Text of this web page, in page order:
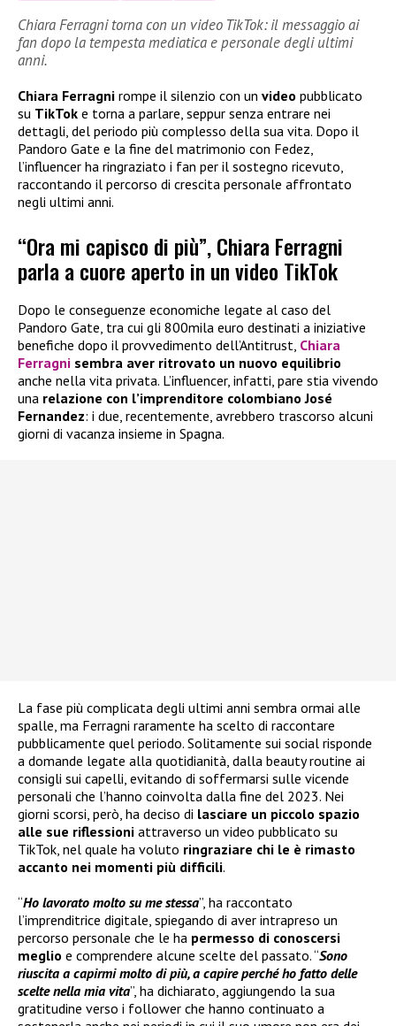
Chiara Ferragni torna con un video TikTok: il messaggio ai
fan dopo la tempesta mediatica e personale degli ultimi
anni.
Chiara Ferragni rompe il silenzio con un video pubblicato
su TikTok e torna a parlare, seppur senza entrare nei
dettagli, del periodo più complesso della sua vita. Dopo il
Pandoro Gate e la fine del matrimonio con Fedez,
l’influencer ha ringraziato i fan per il sostegno ricevuto,
raccontando il percorso di crescita personale affrontato
negli ultimi anni.
“Ora mi capisco di più”, Chiara Ferragni
parla a cuore aperto in un video TikTok
Dopo le conseguenze economiche legate al caso del
Pandoro Gate, tra cui gli 800mila euro destinati a iniziative
benefiche dopo il provvedimento dell’Antitrust, Chiara
Ferragni sembra aver ritrovato un nuovo equilibrio
anche nella vita privata. L’influencer, infatti, pare stia vivendo
una relazione con l’imprenditore colombiano José
Fernandez: i due, recentemente, avrebbero trascorso alcuni
giorni di vacanza insieme in Spagna.
La fase più complicata degli ultimi anni sembra ormai alle
spalle, ma Ferragni raramente ha scelto di raccontare
pubblicamente quel periodo. Solitamente sui social risponde
a domande legate alla quotidianità, dalla beauty routine ai
consigli sui capelli, evitando di soffermarsi sulle vicende
personali che l’hanno coinvolta dalla fine del 2023. Nei
giorni scorsi, però, ha deciso di lasciare un piccolo spazio
alle sue riflessioni attraverso un video pubblicato su
TikTok, nel quale ha voluto ringraziare chi le è rimasto
accanto nei momenti più difficili.
“Ho lavorato molto su me stessa”, ha raccontato
l’imprenditrice digitale, spiegando di aver intrapreso un
percorso personale che le ha permesso di conoscersi
meglio e comprendere alcune scelte del passato. “Sono
riuscita a capirmi molto di più, a capire perché ho fatto delle
scelte nella mia vita”, ha dichiarato, aggiungendo la sua
gratitudine verso i follower che hanno continuato a